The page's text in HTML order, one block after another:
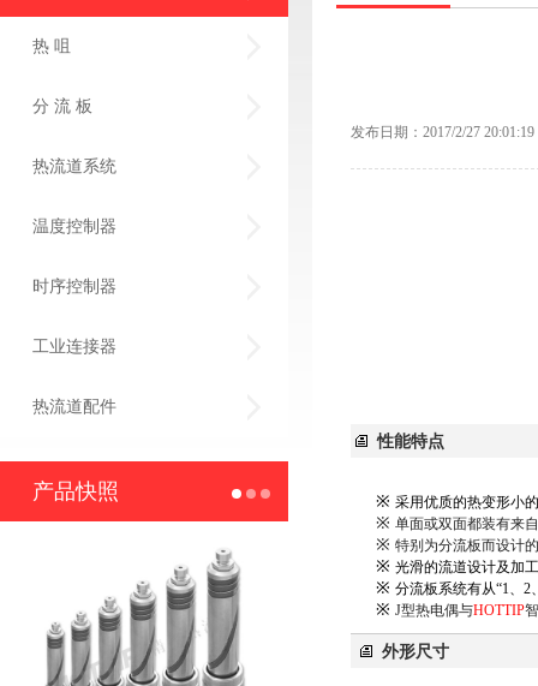
热 咀
分 流 板
热流道系统
温度控制器
时序控制器
工业连接器
热流道配件
产品快照
发布日期：2017/2/27 20:01:19
性能特点
※ 采用优质的热变形小
※ 单面或双面都装有来
※ 特别为分流板而设计
※ 光滑的流道设计及加
※ 分流板系统有从“1、2
※ J型热电偶与HOTTIP
外形尺寸